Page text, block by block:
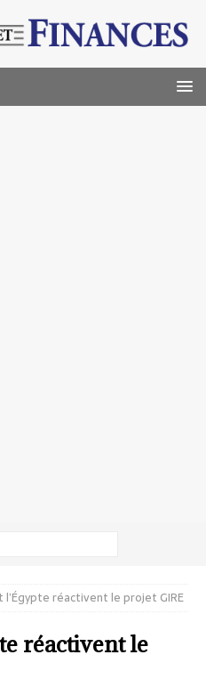
l’Égypte réactivent le projet GIRE
réactivent le